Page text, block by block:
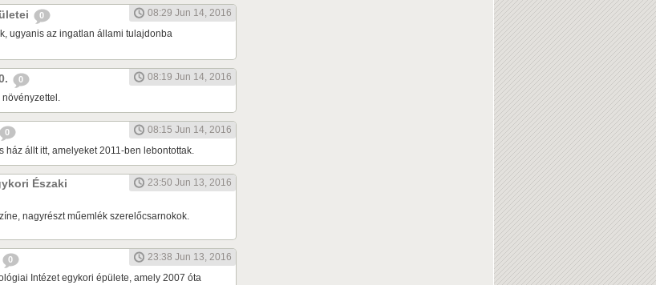
0
08:29 Jun 14, 2016
ugyanis az ingatlan állami tulajdonba
0
08:19 Jun 14, 2016
növényzettel.
0
08:15 Jun 14, 2016
ház állt itt, amelyeket 2011-ben lebontottak.
Északi
23:50 Jun 13, 2016
nagyrészt műemlék szerelőcsarnokok.
0
23:38 Jun 13, 2016
Intézet egykori épülete, amely 2007 óta